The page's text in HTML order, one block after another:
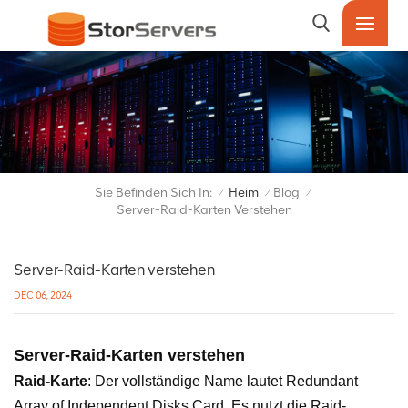
Sie Befinden Sich In: / Heim / Blog /
Server-Raid-Karten Verstehen
Server-Raid-Karten verstehen
DEC 06, 2024
Server-Raid-Karten verstehen
Raid-Karte: Der vollständige Name lautet Redundant